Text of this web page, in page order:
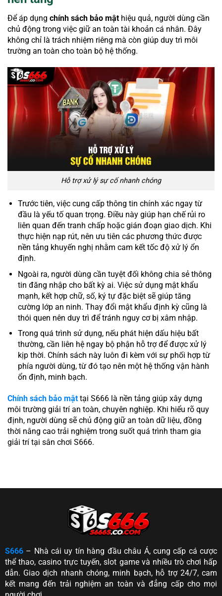
Để áp dụng chính sách bảo mật hiệu quả, người dùng cần
chủ động trong việc giữ an toàn tài khoản cá nhân. Đây
không chỉ là trách nhiệm riêng mà còn giúp duy trì môi
trường an toàn cho toàn bộ hệ thống.
Hỗ trợ xử lý sự cố nhanh chóng
Trước tiên, việc cung cấp thông tin chính xác ngay từ
đầu là yếu tố quan trọng. Điều này giúp hạn chế rủi ro
liên quan đến tranh chấp hoặc gián đoạn giao dịch. Khi
thực hiện nạp rút, nên ưu tiên các phương thức được
nền tảng khuyến nghị nhằm cam kết tốc độ xử lý ổn
định.
Ngoài ra, người dùng cần tuyệt đối không chia sẻ thông
tin đăng nhập cho bất kỳ ai. Việc sử dụng mật khẩu
mạnh, kết hợp chữ, số, ký tự đặc biệt sẽ giúp tăng
cường lớp an ninh. Thay đổi mật khẩu định kỳ cũng là
thói quen nên duy trì để tránh nguy cơ bị xâm nhập.
Trong quá trình sử dụng, nếu phát hiện dấu hiệu bất
thường, cần liên hệ ngay bộ phận hỗ trợ để được xử lý
kịp thời. Chính sách này luôn đi kèm với sự phối hợp từ
phía người dùng, từ đó tạo nên một hệ thống vận hành
ổn định, minh bạch.
Chính sách bảo mật tại S666 là nền tảng giúp xây dựng
môi trường giải trí an toàn, chuyên nghiệp. Khi hiểu rõ quy
định, người dùng sẽ chủ động giữ an toàn dữ liệu, đồng
thời nâng cao trải nghiệm trong suốt quá trình tham gia
giải trí tại sân chơi S666.
S666– Nhà cái uy tín hàng đầu châu Á, cung cấp cá cược
thể thao, casino trực tuyến, slot game và nhiều trò chơi hấp
dẫn. Giao dịch nhanh chóng, minh bạch, hỗ trợ 24/7, cam
kết mang đến trải nghiệm an toàn và đẳng cấp cho mọi